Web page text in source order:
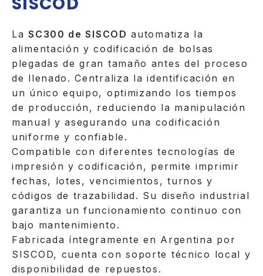
LaSC300 de SISCOD automatiza la
alimentación y codificación de bolsas
plegadas de gran tamaño antes del proceso
de llenado. Centraliza la identificación en
un único equipo, optimizando los tiempos
de producción, reduciendo la manipulación
manual y asegurando una codificación
uniforme y confiable.
Compatible con diferentes tecnologías de
impresión y codificación, permite imprimir
fechas, lotes, vencimientos, turnos y
códigos de trazabilidad. Su diseño industrial
garantiza un funcionamiento continuo con
bajo mantenimiento.
Fabricada íntegramente en Argentina por
SISCOD, cuenta con soporte técnico local y
disponibilidad de repuestos.